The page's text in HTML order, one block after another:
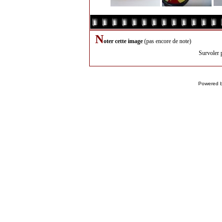
Noter cette image (pas encore de note)
Survoler
Powered